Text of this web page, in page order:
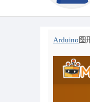
Arduino 图